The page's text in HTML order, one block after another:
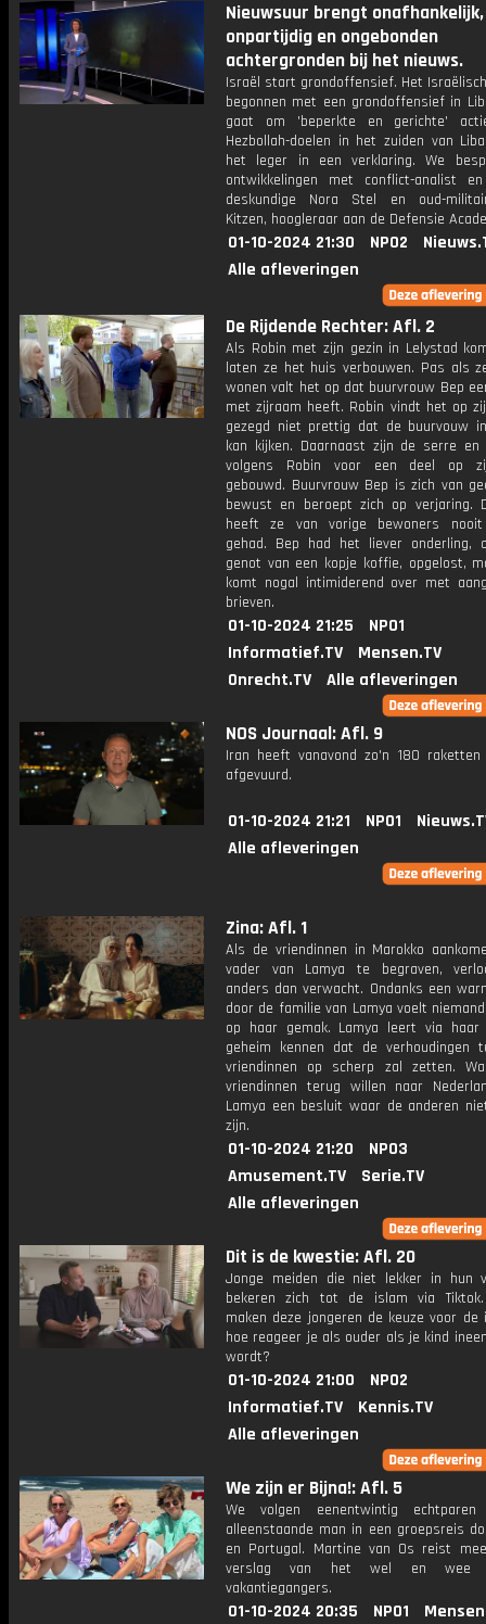
Nieuwsuur brengt onafhankelijk,
onpartijdig en ongebonden
achtergronden bij het nieuws.
Israël start grondoffensief. Het
begonnen met een grondoffensief in
gaat om 'beperkte en gerichte'
Hezbollah-doelen in het zuiden van
het leger in een verklaring. We
ontwikkelingen met conflict-analist en
deskundige Nora Stel en oud-
Kitzen, hoogleraar aan de Defensie
01-10-2024 21:30 NPO2
Alle afleveringen
De Rijdende Rechter: Afl. 2
Als Robin met zijn gezin in Lelystad
laten ze het huis verbouwen. Pas als
wonen valt het op dat buurvrouw Bep
met zijraam heeft. Robin vindt het op
gezegd niet prettig dat de buurvouw
kan kijken. Daarnaast zijn de serre en
volgens Robin voor een deel op
gebouwd. Buurvrouw Bep is zich van
bewust en beroept zich op verjaring.
heeft ze van vorige bewoners nooit
gehad. Bep had het liever onderling,
genot van een kopje koffie, opgelost,
komt nogal intimiderend over met
brieven.
01-10-2024 21:25
NPO1
Informatief.TV
Mensen.TV
Onrecht.TV
Alle afleveringen
NOS Journaal: Afl. 9
Iran heeft vanavond zo'n 180
afgevuurd.
01-10-2024 21:21 NPO1
Alle afleveringen
Zina: Afl. 1
Als de vriendinnen in Marokko
vader van Lamya te begraven,
anders dan verwacht. Ondanks een
door de familie van Lamya voelt
op haar gemak. Lamya leert via haar
geheim kennen dat de verhoudingen
vriendinnen op scherp zal zetten.
vriendinnen terug willen naar
Lamya een besluit waar de anderen
zijn.
01-10-2024 21:20
NPO3
Amusement.TV
Serie.TV
Alle afleveringen
Dit is de kwestie: Afl. 20
Jonge meiden die niet lekker in hun
bekeren zich tot de islam via Tiktok.
maken deze jongeren de keuze voor de
hoe reageer je als ouder als je kind
wordt?
01-10-2024 21:00
NPO2
Informatief.TV
Kennis.TV
Alle afleveringen
We zijn er Bijna!: Afl. 5
We volgen eenentwintig
alleenstaande man in een groepsreis
en Portugal. Martine van Os reist
verslag van het wel en wee
vakantiegangers.
01-10-2024 20:35 NPO1